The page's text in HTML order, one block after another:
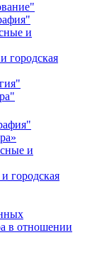
и
городская
и
городская
в отношении